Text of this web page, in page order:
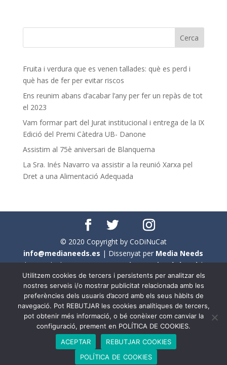
Fruita i verdura que es venen tallades: què es perd i
què has de fer per evitar riscos
Ens reunim abans d’acabar l’any per fer un repàs de tot
el 2023
Vam formar part del Jurat institucional i entrega de la IX
Edició del Premi Càtedra UB- Danone
Assistim al 75è aniversari de Blanquerna
La Sra. Inés Navarro va assistir a la reunió Xarxa pel
Dret a una Alimentació Adequada
© 2020 Copyright by CoDiNuCat
info@medianeeds.es | Dissenyat per Media Needs
| Tots els drets reservats aCoDiNuCat |Avís legal|
Avís per cookies
En aquest web s'ha tingut en compte l'ús no sexista del
llenguatge. No obstant això, i a causa de la seva
extensió, no s'ha pogut fer de manera exhaustiva. Per
aquest motiu, a vegades , s'ha utilitzat el femení com a
genèric, atès que és una professió que compta amb al
voltant d'un 90% de persones del sexe femení.
Utilitzem cookies de tercers i persistents per analitzar els
nostres serveis i/o mostrar publicitat relacionada amb les
preferències dels usuaris d’acord amb els seus hàbits de
navegació. Pot REBUTJAR les cookies analítiques de tercers,
pot obtenir més informació, o bé conèixer com canviar la
configuració, prement en POLÍTICA DE COOKIES.
ACEPTAR
REBUTJAR COOKIES
POLÍTICA DE COOKIES